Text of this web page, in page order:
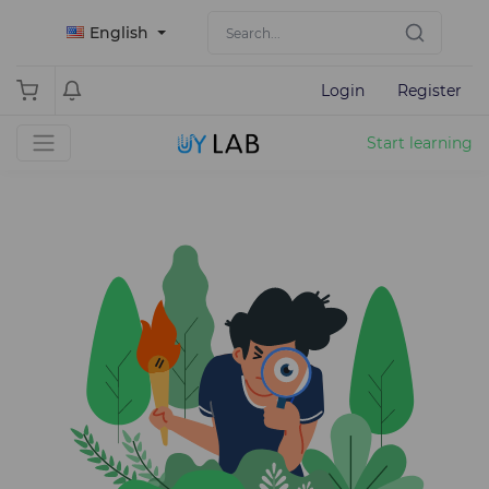
English
Login Register
Start learning